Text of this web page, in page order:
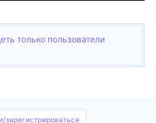
только пользователи
зарегистрироваться